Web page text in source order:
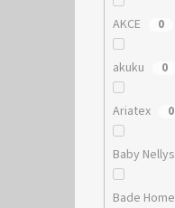
AKCE 0
akuku 0
Ariatex 0
Baby Nellys
Bade Home